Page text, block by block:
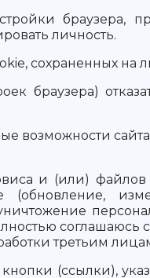
браузера,
личность.
сохраненных на
браузера)
возможности
и (или) файлов
(обновление,
соглашаюсь
третьим
(ссылки),